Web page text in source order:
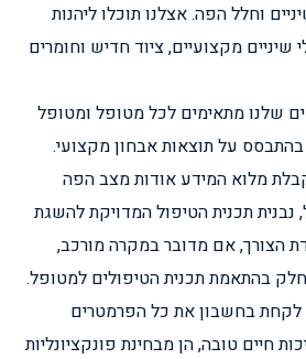
וחלל הפה. אצלנו תוכלו ליהנות
שיניים מקצועיים, ציוד חדיש וחומרים
שלנו מתאימים לכל מטופל ומטופל
בהתבסס על תוצאות אבחון מקצועי.
מלוא המידע אודות מצב הפה
נבנית תכנית הטיפול המדויקת להשגת
הצורך, אם מדובר במקרה מורכב,
בהתאמת תכנית הטיפולים למטופל.
לקחת בחשבון את כל הפרמטרים
חיים טובה, הן מבחינת פונקציונליות